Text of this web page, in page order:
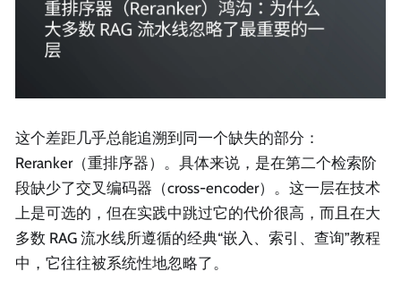
这个差距几乎总能追溯到同一个缺失的部分：
Reranker（重排序器）。具体来说，是在第二个检索阶
段缺少了交叉编码器（cross-encoder）。这一层在技术
上是可选的，但在实践中跳过它的代价很高，而且在大
多数 RAG 流水线所遵循的经典“嵌入、索引、查询”教程
中，它往往被系统性地忽略了。